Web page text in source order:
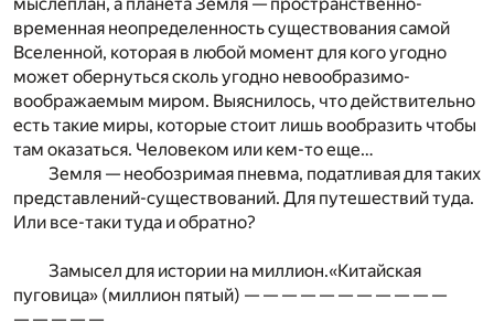
мыслеплан, а планета Земля — пространственно-
временная неопределенность существования самой
Вселенной, которая в любой момент для кого угодно
может обернуться сколь угодно невообразимо-
воображаемым миром. Выяснилось, что действительно
есть такие миры, которые стоит лишь вообразить чтобы
там оказаться. Человеком или кем-то еще…
Земля — необозримая пневма, податливая для таких
представлений-существований. Для путешествий туда.
Или все-таки туда и обратно?
Замысел для истории на миллион.«Китайская
пуговица» (миллион пятый) — — — — — — — — — — —
— — — — —